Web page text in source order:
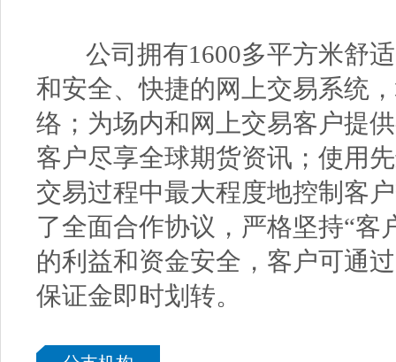
公司拥有1600多平方米舒适
和安全、快捷的网上交易系统
络；为场内和网上交易客户提
客户尽享全球期货资讯；使用
交易过程中最大程度地控制客
了全面合作协议，严格坚持“客
的利益和资金安全，客户可通
保证金即时划转。